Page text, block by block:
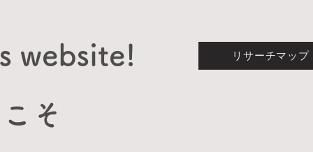
website!
そ
リサーチマップ